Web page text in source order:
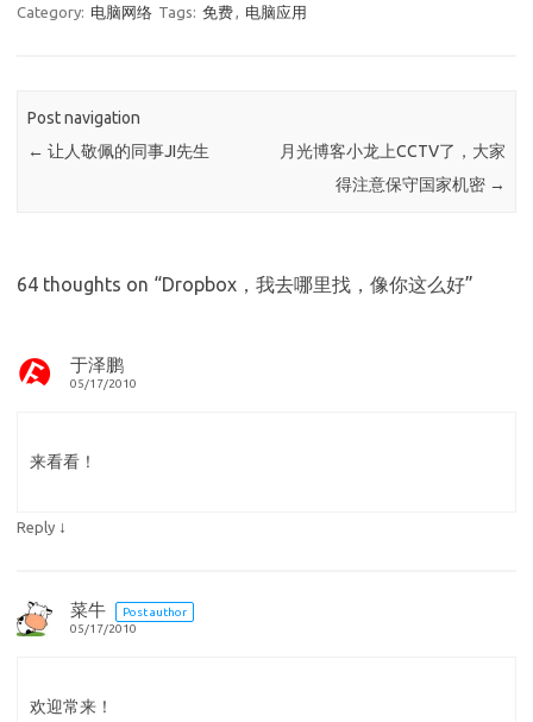
Category: 电脑网络 Tags: 免费, 电脑应用
Post navigation
← 让人敬佩的同事JI先生
月光博客小龙上CCTV了，大家
得注意保守国家机密 →
64 thoughts on “Dropbox，我去哪里找，像你这么好”
于泽鹏
05/17/2010
来看看！
Reply ↓
菜牛
Post author
05/17/2010
欢迎常来！